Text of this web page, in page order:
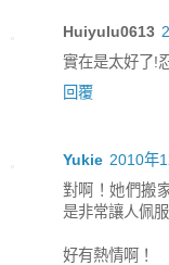
Huiyulu0613
實在是太好了!
回覆
Yukie 2010年
對啊！她們搬
是非常讓人佩
好有熱情啊！